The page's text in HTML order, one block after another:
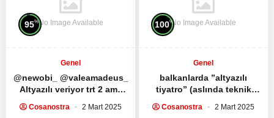
No Image Available
95%
Genel
@newobi_ @valeamadeus_
Altyazılı veriyor trt 2 ama
çoğu sahneyi…
Cosanostra 2 Mart 2025
No Image Available
100%
Genel
balkanlarda ”altyazılı
tiyatro” (aslında teknik
bir güzellik olduğunu
Cosanostra 2 Mart 2025